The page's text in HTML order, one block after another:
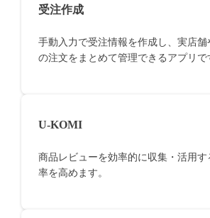
受注作成
手動入力で受注情報を作成し、実店
の注文をまとめて管理できるアプリで
U-KOMI
商品レビューを効率的に収集・活用す
率を高めます。